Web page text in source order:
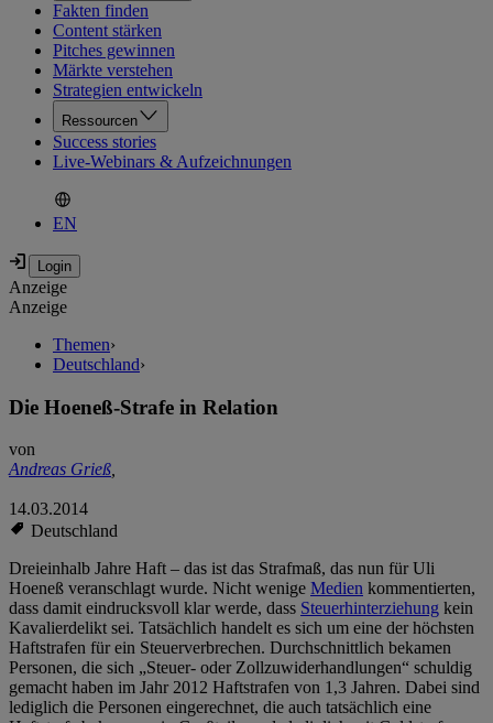
Fakten finden
Content stärken
Pitches gewinnen
Märkte verstehen
Strategien entwickeln
Ressourcen
Success stories
Live-Webinars & Aufzeichnungen
EN
Anzeige
Anzeige
Themen›
Deutschland›
Die Hoeneß-Strafe in Relation
von
Andreas Grieß,
14.03.2014
Deutschland
Dreieinhalb Jahre Haft – das ist das Strafmaß, das nun für Uli
Hoeneß veranschlagt wurde. Nicht wenige Medien kommentierten,
dass damit eindrucksvoll klar werde, dass Steuerhinterziehung kein
Kavalierdelikt sei. Tatsächlich handelt es sich um eine der höchsten
Haftstrafen für ein Steuerverbrechen. Durchschnittlich bekamen
Personen, die sich „Steuer- oder Zollzuwiderhandlungen“ schuldig
gemacht haben im Jahr 2012 Haftstrafen von 1,3 Jahren. Dabei sind
lediglich die Personen eingerechnet, die auch tatsächlich eine